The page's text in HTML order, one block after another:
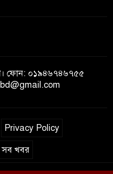
ফোন: ০১৯৪৬৭৪৬৭৫৫
Privacy Policy
সব খবর